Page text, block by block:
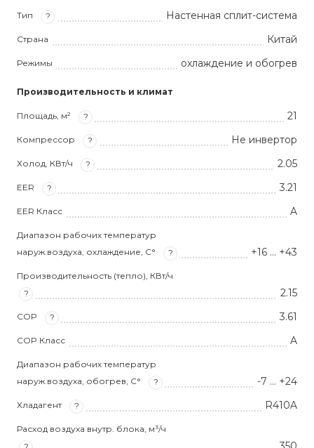
Тип ? Настенная сплит-система
Страна Китай
Режимы охлаждение и обогрев
Производительность и климат
Площадь, м² ? 21
Компрессор ? Не инвертор
Холод, КВт/ч ? 2.05
EER ? 3.21
EER Класс A
Диапазон рабочих температур
наруж.воздуха, охлаждение, С°
? +16 … +43
Производительность (тепло), КВт/ч
?
2.15
COP ? 3.61
COP Класс A
Диапазон рабочих температур
наруж.воздуха, обогрев, С°
? -7 … +24
Хладагент ? R410A
Расход воздуха внутр. блока, м³/ч